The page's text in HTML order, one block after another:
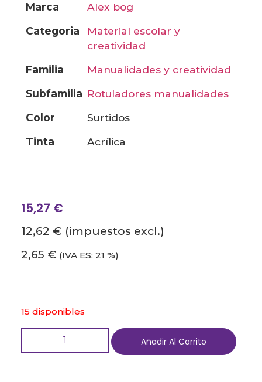
marca
alex bog
categoria
material escolar y
creatividad
familia
manualidades y creatividad
subfamilia
rotuladores manualidades
color
surtidos
tinta
acrílica
15,27 €
12,62 € (impuestos excl.)
2,65 € (IVA ES: 21 %)
15 disponibles
Añadir Al Carrito